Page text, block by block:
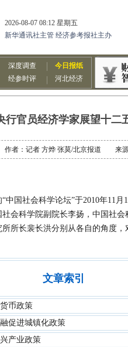
行官员经济学家展望十二
者：记者 方烨 张莫/北京报道 来源
国社会科学论坛”于2010年11月
会科学院副院长李扬，中国社
所长裴长洪分别从各自的角度，
文章索引
币政策
促进城镇化政策
产业政策